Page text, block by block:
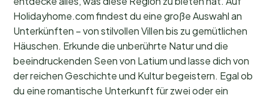
Holidayhome.com findest du eine große Auswahl an
Unterkünften – von stilvollen Villen bis zu gemütlichen
Häuschen. Erkunde die unberührte Natur und die
beeindruckenden Seen von Latium und lasse dich von
der reichen Geschichte und Kultur begeistern. Egal ob
du eine romantische Unterkunft für zwei oder ein